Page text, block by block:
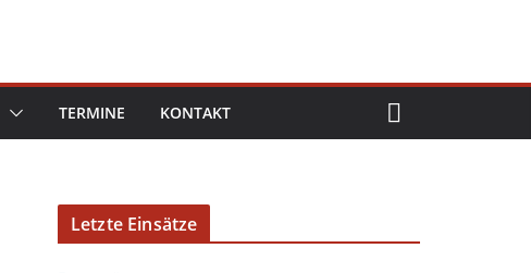
TERMINE KONTAKT
Letzte Einsätze